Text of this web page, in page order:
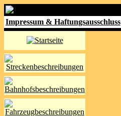
Impressum & Haftungsausschluss